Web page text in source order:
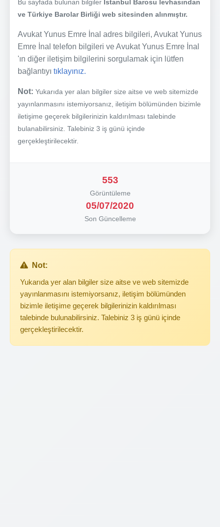
Bu sayfada bulunan bilgiler İstanbul Barosu levhasından
ve Türkiye Barolar Birliği web sitesinden alınmıştır.
Avukat Yunus Emre İnal adres bilgileri, Avukat Yunus
Emre İnal telefon bilgileri ve Avukat Yunus Emre İnal
'ın diğer iletişim bilgilerini sorgulamak için lütfen
bağlantıyı tıklayınız.
Not: Yukarıda yer alan bilgiler size aitse ve web sitemizde
yayınlanmasını istemiyorsanız, iletişim bölümünden bizimle
iletişime geçerek bilgilerinizin kaldırılması talebinde
bulanabilirsiniz. Talebiniz 3 iş günü içinde
gerçekleştirilecektir.
553
Görüntüleme
05/07/2020
Son Güncelleme
Not:
Yukarıda yer alan bilgiler size aitse ve web sitemizde
yayınlanmasını istemiyorsanız, iletişim bölümünden
bizimle iletişime geçerek bilgilerinizin kaldırılması
talebinde bulunabilirsiniz. Talebiniz 3 iş günü içinde
gerçekleştirilecektir.